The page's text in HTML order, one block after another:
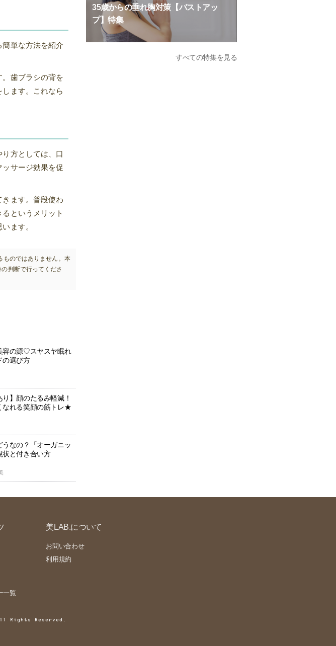
単な方法を紹介
歯ブラシの背を
ます。これなら
方としては、口
サージ効果を促
ます。普段使わ
というメリット
ます。
ものではありません。本
判断で行ってくださ
容の源♡スヤスヤ眠れ
の選び方
り】顔のたるみ軽減！
なれる笑顔の筋トレ★
うなの？「オーガニッ
状と付き合い方
35歳からの垂れ胸対策【バストアッ
プ】特集
すべての特集を見る
一覧
美LAB.について
お問い合わせ
利用規約
Rights Reserved.